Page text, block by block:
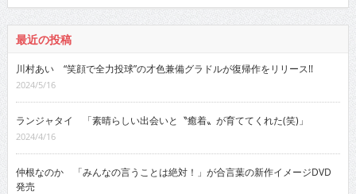
最近の投稿
川村あい “笑顔で全力投球”の才色兼備グラドルが復帰作をリリース!!
2024/5/16
ランジャタイ 「素晴らしい出会いと〝癒着〟が育ててくれた(笑)」
2024/4/16
仲根なのか 「みんなの言うことは絶対！」が合言葉の新作イメージDVD
発売